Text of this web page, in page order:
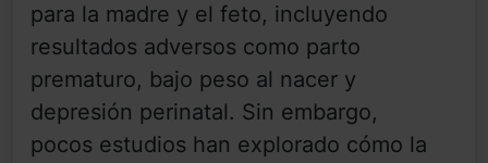
para la madre y el feto, incluyendo
resultados adversos como parto
prematuro, bajo peso al nacer y
depresión perinatal. Sin embargo,
pocos estudios han explorado cómo la